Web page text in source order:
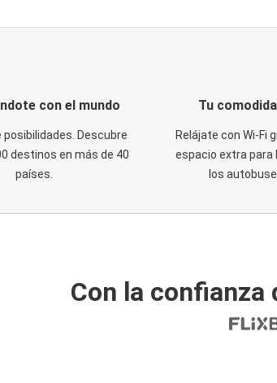
con el mundo
posibilidades. Descubre
destinos en más de 40
países.
Tu
Relájate con Wi-Fi
espacio extra para
los
Con la confianza